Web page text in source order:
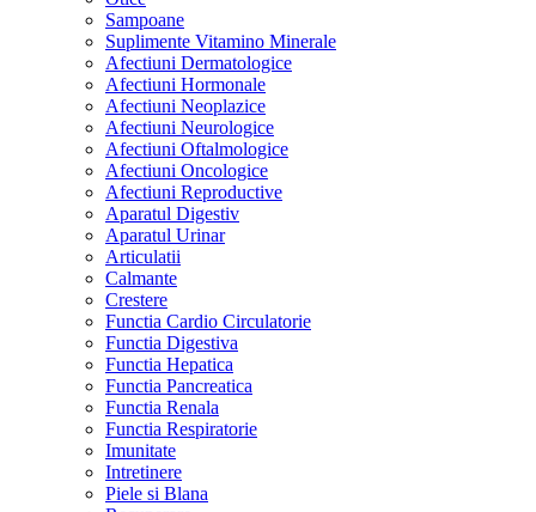
Sampoane
Suplimente Vitamino Minerale
Afectiuni Dermatologice
Afectiuni Hormonale
Afectiuni Neoplazice
Afectiuni Neurologice
Afectiuni Oftalmologice
Afectiuni Oncologice
Afectiuni Reproductive
Aparatul Digestiv
Aparatul Urinar
Articulatii
Calmante
Crestere
Functia Cardio Circulatorie
Functia Digestiva
Functia Hepatica
Functia Pancreatica
Functia Renala
Functia Respiratorie
Imunitate
Intretinere
Piele si Blana